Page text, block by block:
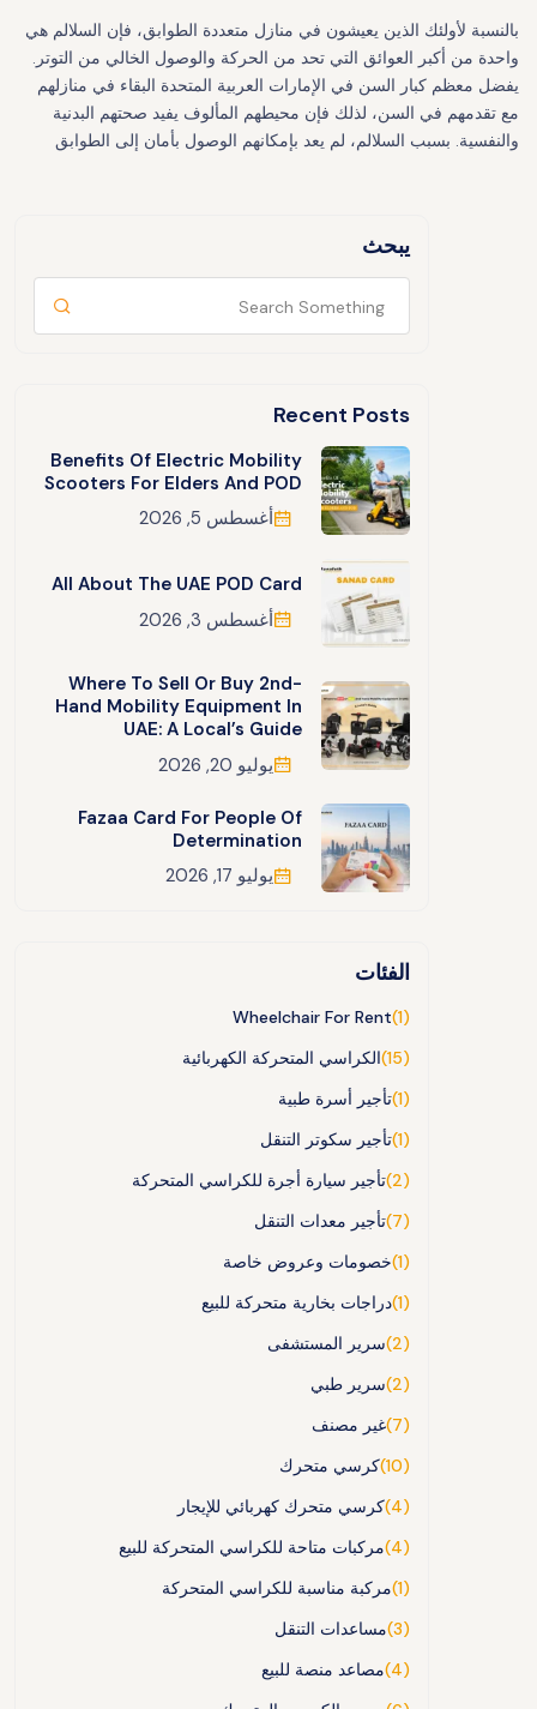
بالنسبة لأولئك الذين يعيشون في منازل متعددة الطوابق، فإن السلالم هي
واحدة من أكبر العوائق التي تحد من الحركة والوصول الخالي من التوتر.
يفضل معظم كبار السن في الإمارات العربية المتحدة البقاء في منازلهم
مع تقدمهم في السن، لذلك فإن محيطهم المألوف يفيد صحتهم البدنية
والنفسية. بسبب السلالم، لم يعد بإمكانهم الوصول بأمان إلى الطوابق
يبحث
Recent Posts
Benefits Of Electric Mobility
Scooters For Elders And POD
أغسطس 5, 2026
All About The UAE POD Card
أغسطس 3, 2026
Where To Sell Or Buy 2nd-
Hand Mobility Equipment In
UAE: A Local’s Guide
يوليو 20, 2026
Fazaa Card For People Of
Determination
يوليو 17, 2026
الفئات
Wheelchair For Rent
(1)
الكراسي المتحركة الكهربائية
(15)
تأجير أسرة طبية (1)
تأجير سكوتر التنقل (1)
تأجير سيارة أجرة للكراسي المتحركة
(2)
تأجير معدات التنقل
(7)
خصومات وعروض خاصة
(1)
دراجات بخارية متحركة للبيع (1)
سرير المستشفى
(2)
سرير طبي
(2)
غير مصنف
(7)
كرسي متحرك
(10)
كرسي متحرك كهربائي للإيجار
(4)
مركبات متاحة للكراسي المتحركة للبيع
(4)
مركبة مناسبة للكراسي المتحركة
(1)
مساعدات التنقل
(3)
مصاعد منصة للبيع
(4)